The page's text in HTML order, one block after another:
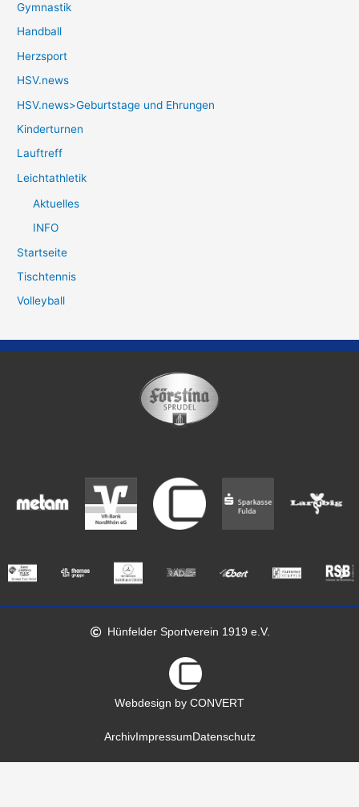
Gymnastik
Handball
Herzsport
HSV.news
HSV.news>Geburtstage und Ehrungen
Kinderturnen
Lauftreff
Leichtathletik
Aktuelles
INFO
Startseite
Tischtennis
Volleyball
Hünfelder Sportverein 1919 e.V.
Webdesign by CONVERT
ArchivImpressum Datenschutz